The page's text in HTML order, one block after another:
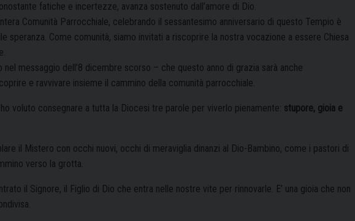
fatiche e incertezze, avanza sostenuto dall’amore di Dio.
Comunità Parrocchiale, celebrando il sessantesimo anniversario di questo Tempio è
speranza. Come comunità, siamo invitati a riscoprire la nostra vocazione a essere Chiesa
messaggio dell’8 dicembre scorso – che questo anno di grazia sarà anche
e ravvivare insieme il cammino della comunità parrocchiale.
voluto consegnare a tutta la Diocesi tre parole per viverlo pienamente: stupore, gioia e
il Mistero con occhi nuovi, occhi di meraviglia dinanzi al Dio-Bambino, come i pastori di
verso la grotta.
il Signore, il Figlio di Dio che entra nelle nostre vite per rinnovarle. E’ una gioia che non